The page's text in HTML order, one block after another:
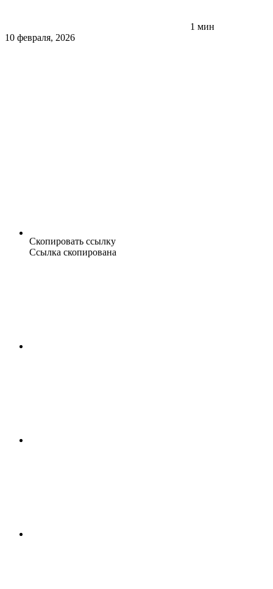
1 мин
10 февраля, 2026
Скопировать ссылку
Ссылка скопирована